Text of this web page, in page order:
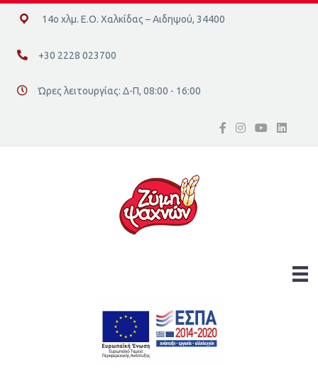
14ο χλμ. Ε.Ο. Χαλκίδας – Αιδηψού, 34400
14ο χλμ. Ε.Ο. Χαλκίδας – Αιδηψού, 34400
+30 2228 023700
+30 2228 023700
Διεύθυνση οδός 16, Ελλάδα
Ώρες λειτουργίας: Δ-Π, 08:00 - 16:00